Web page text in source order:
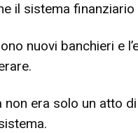
il sistema
nuovi banchieri e
era solo un atto